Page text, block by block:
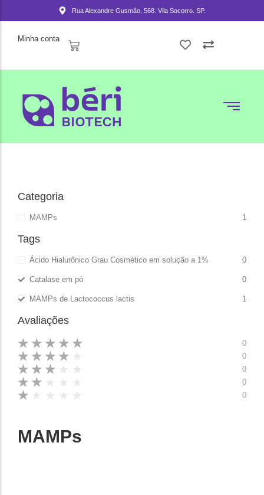
Rua Alexandre Gusmão, 568. Vila Socorro. SP.
Minha conta
Categoria
MAMPs 1
Tags
Ácido Hialurônico Grau Cosmético em solução a 1% 0
Catalase em pó 0
MAMPs de Lactococcus lactis 1
Avaliações
★ ★ ★ ★ ★ 0
★ ★ ★ ★ 0
★ ★ ★ 0
★ ★ 0
★ 0
MAMPs